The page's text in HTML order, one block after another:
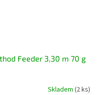
Feeder 3,30 m 70 g
Skladem (2 ks)